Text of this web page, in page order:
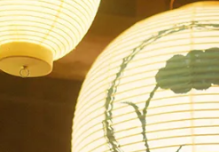
映像・映画
ビジネス・起業
まちづくり・地域活性化